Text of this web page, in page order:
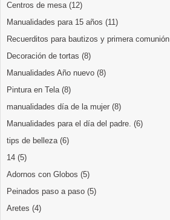
Centros de mesa (12)
Manualidades para 15 años (11)
Recuerditos para bautizos y primera comunión
Decoración de tortas (8)
Manualidades Año nuevo (8)
Pintura en Tela (8)
manualidades día de la mujer (8)
Manualidades para el día del padre. (6)
tips de belleza (6)
14 (5)
Adornos con Globos (5)
Peinados paso a paso (5)
Aretes (4)